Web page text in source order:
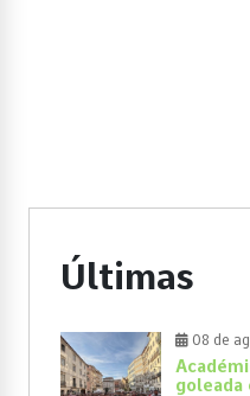
Últimas
08 de
goleada